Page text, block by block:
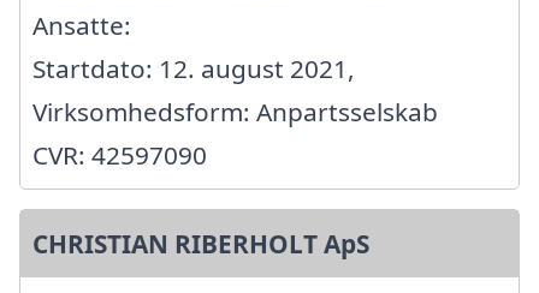
Ansatte:
Startdato: 12. august 2021,
Virksomhedsform: Anpartsselskab
CVR: 42597090
CHRISTIAN RIBERHOLT ApS